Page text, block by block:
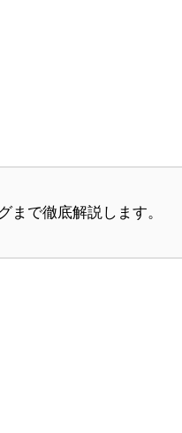
で徹底解説します。